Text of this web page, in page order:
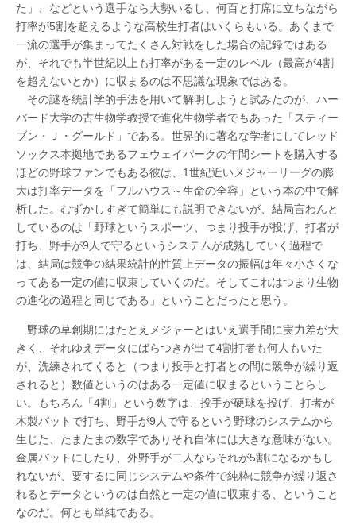
た」、などという選手なら大勢いるし、何百と打席に立ちながら
打率が5割を超えるような高校生打者はいくらもいる。あくまで
一流の選手が集まってたくさん対戦をした場合の記録ではある
が、それでも半世紀以上も打率がある一定のレベル（最高が4割
を超えないとか）に収まるのは不思議な現象ではある。
その謎を統計学的手法を用いて解明しようと試みたのが、ハー
バード大学の古生物学教授で進化生物学者でもあった「スティー
ブン・Ｊ・グールド」である。世界的に著名な学者にしてレッド
ソックス本拠地であるフェウェイパークの年間シートを購入する
ほどの野球ファンでもある彼は、1世紀近いメジャーリーグの膨
大は打率データを「フルハウス～生命の全容」という本の中で解
析した。むずかしすぎて簡単にも説明できないが、結局言わんと
しているのは「野球というスポーツ、つまり投手が投げ、打者が
打ち、野手が9人で守るというシステムが成熟していく過程で
は、結局は競争の結果統計的性質上データの振幅は年々小さくな
ってある一定の値に収束していくのだ。そしてこれはつまり生物
の進化の過程と同じである」ということだったと思う。
野球の草創期にはたとえメジャーとはいえ選手間に実力差が大
きく、それゆえデータにばらつきが出て4割打者も何人もいた
が、洗練されてくると（つまり投手と打者との間に競争が繰り返
されると）数値というのはある一定値に収まるということらし
い。もちろん「4割」という数字は、投手が硬球を投げ、打者が
木製バットで打ち、野手が9人で守るという野球のシステムから
生じた、たまたまの数字でありそれ自体には大きな意味がない。
金属バットにしたり、外野手が二人ならそれが5割になるかもし
れないが、要するに同じシステムや条件で純粋に競争が繰り返さ
れるとデータというのは自然と一定の値に収束する、ということ
なのだ。何とも単純である。